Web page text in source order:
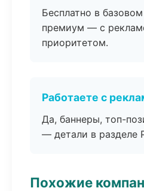
Бесплатно в
премиум — с
приоритетом.
Работаете с
Да, баннеры, топ-
— детали в разделе
Похожие